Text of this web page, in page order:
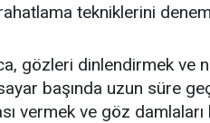
tekniklerini
gözleri dinlendirmek ve
başında uzun süre
vermek ve göz